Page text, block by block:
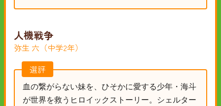
人機戦争
弥生 六（中学2年）
選評
血の繋がらない妹を、ひそかに愛する少年・海斗
が世界を救うヒロイックストーリー。シェルター